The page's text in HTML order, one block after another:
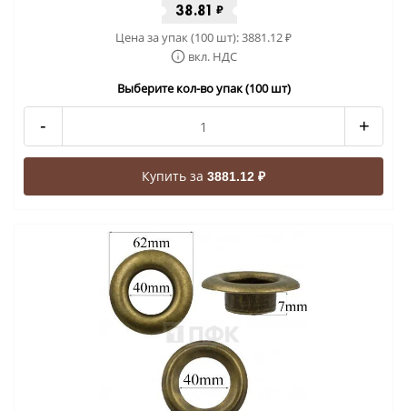
38.81 ₽
Цена за упак (100 шт):3881.12₽
вкл. НДС
Выберите кол-во упак (100 шт)
- +
Купить за 3881.12 ₽